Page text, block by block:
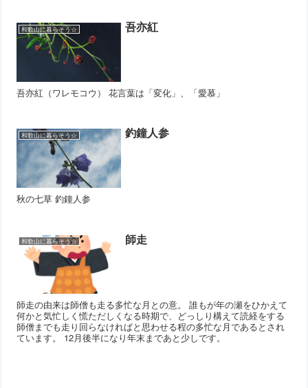
和歌山に暮らそう☆ 吾亦紅
吾亦紅（ワレモコウ） 花言葉は「変化」、「愛慕」
和歌山に暮らそう☆ 釣鐘人参
秋の七草 釣鐘人参
和歌山に暮らそう☆ 師走
師走の由来は師僧も走る多忙な月との意。 誰もが年の瀬をひかえて
何かと気忙しく慌ただしくなる時期で、どっしり構えて読経をする
師僧までも走り回らなければと思わせる程の多忙な月であるとされ
ています。 12月後半になり年末まであと少しです。